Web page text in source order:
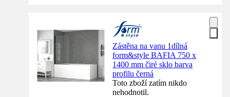
Zástěna na vanu 1dílná
form&style BAFIA 750 x
1400 mm čiré sklo barva
profilu černá
Toto zboží zatím nikdo
nehodnotil.